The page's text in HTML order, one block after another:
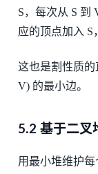
S，每次从 S 到
应的顶点加入 S
这也是割性质
V) 的最小边。
5.2 基于二叉
用最小堆维护每